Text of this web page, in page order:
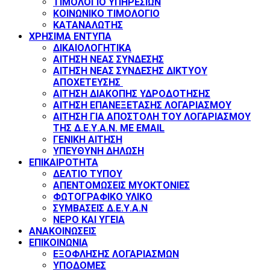
ΚΟΙΝΩΝΙΚΟ ΤΙΜΟΛΟΓΙΟ
ΚΑΤΑΝΑΛΩΤΗΣ
ΧΡΗΣΙΜΑ ΕΝΤΥΠΑ
ΔΙΚΑΙΟΛΟΓΗΤΙΚΑ
ΑΙΤΗΣΗ ΝΕΑΣ ΣΥΝΔΕΣΗΣ
ΑΙΤΗΣΗ ΝΕΑΣ ΣΥΝΔΕΣΗΣ ΔΙΚΤΥΟΥ
ΑΠΟΧΕΤΕΥΣΗΣ
ΑΙΤΗΣΗ ΔΙΑΚΟΠΗΣ ΥΔΡΟΔΟΤΗΣΗΣ
ΑΙΤΗΣΗ ΕΠΑΝΕΞΕΤΑΣΗΣ ΛΟΓΑΡΙΑΣΜΟΥ
ΑΙΤΗΣΗ ΓΙΑ ΑΠΟΣΤΟΛΗ ΤΟΥ ΛΟΓΑΡΙΑΣΜΟΥ
ΤΗΣ Δ.Ε.Υ.Α.Ν. ΜΕ EMAIL
ΓΕΝΙΚΗ ΑΙΤΗΣΗ
ΥΠΕΥΘΥΝΗ ΔΗΛΩΣΗ
ΕΠΙΚΑΙΡΟΤΗΤΑ
ΔΕΛΤΙΟ ΤΥΠΟΥ
ΑΠΕΝΤΟΜΩΣΕΙΣ ΜΥΟΚΤΟΝΙΕΣ
ΦΩΤΟΓΡΑΦΙΚΟ ΥΛΙΚΟ
ΣΥΜΒΑΣΕΙΣ Δ.Ε.Υ.Α.Ν
ΝΕΡΟ ΚΑΙ ΥΓΕΙΑ
ΑΝΑΚΟΙΝΩΣΕΙΣ
ΕΠΙΚΟΙΝΩΝΙΑ
ΕΞΟΦΛΗΣΗΣ ΛΟΓΑΡΙΑΣΜΩΝ
ΥΠΟΔΟΜΕΣ